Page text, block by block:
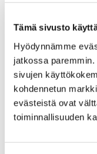
Tämä sivusto
Hyödynnämme
jatkossa
sivujen
kohdennetun
evästeistä ovat
toiminnallisuuden
Varaudu
1.-2.1.2019
1 tammikuun,